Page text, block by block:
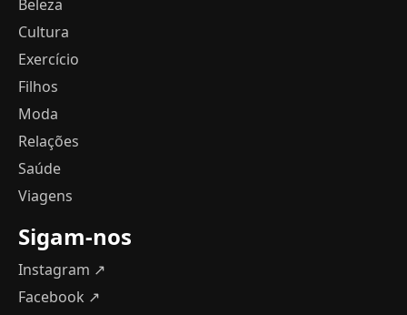
Beleza
Cultura
Exercício
Filhos
Moda
Relações
Saúde
Viagens
Sigam-nos
Instagram ↗
Facebook ↗